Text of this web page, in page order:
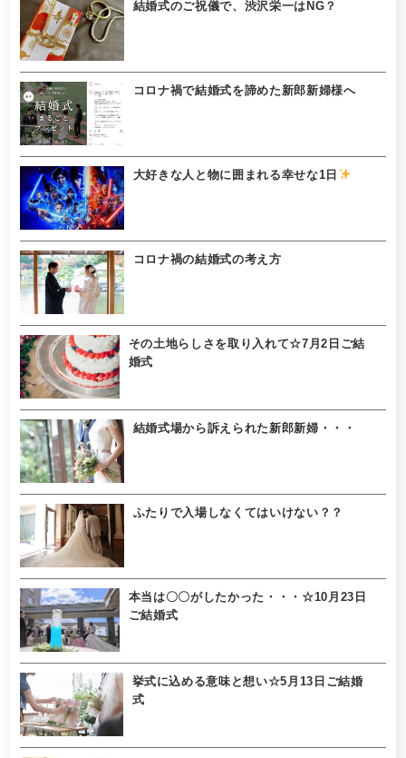
結婚式のご祝儀で、渋沢栄一はNG？
コロナ禍で結婚式を諦めた新郎新婦様へ
大好きな人と物に囲まれる幸せな1日
コロナ禍の結婚式の考え方
その土地らしさを取り入れて☆7月2日ご結
婚式
結婚式場から訴えられた新郎新婦・・・
ふたりで入場しなくてはいけない？？
本当は〇〇がしたかった・・・☆10月23日
ご結婚式
挙式に込める意味と想い☆5月13日ご結婚
式